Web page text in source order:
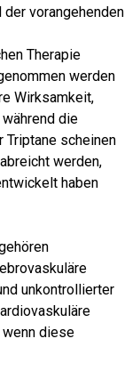
vorangehenden
Therapie
werden
Wirksamkeit,
die
Triptane scheinen
werden,
haben
unkontrollierter
wenn diese